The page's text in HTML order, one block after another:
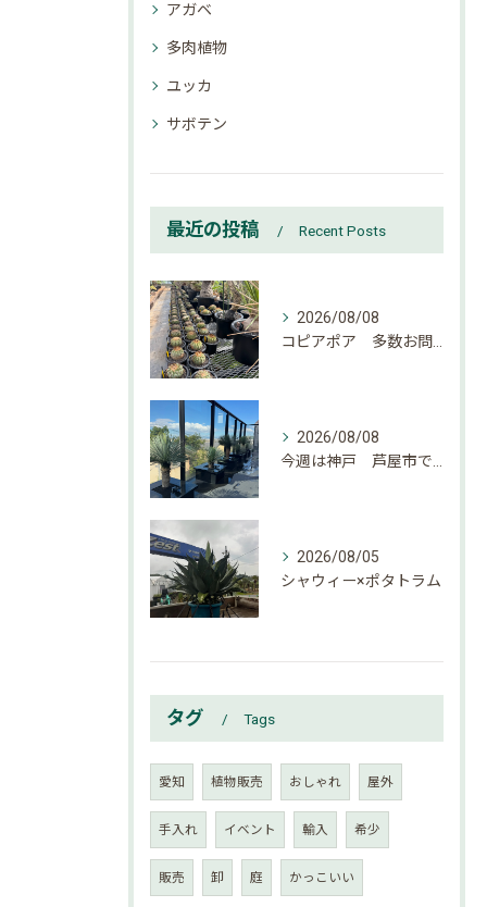
アガベ
多肉植物
ユッカ
サボテン
最近の投稿 Recent Posts
2026/08/08
2026/08/08
2026/08/05
シャウィー×ポタトラム
タグ Tags
愛知 植物販売 おしゃれ 屋外
手入れ イベント 輸入 希少
販売 卸 庭 かっこいい